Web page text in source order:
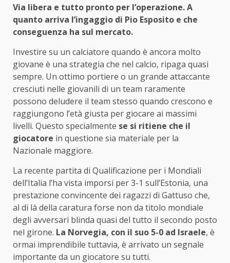
Via libera e tutto pronto per l’operazione. A
quanto arriva l’ingaggio di Pio Esposito e che
conseguenza ha sul mercato.
Investire su un calciatore quando è ancora molto
giovane è una strategia che nel calcio, ripaga quasi
sempre. Un ottimo portiere o un grande attaccante
cresciuti nelle giovanili di un team raramente
possono deludere il team stesso quando crescono e
raggiungono l’età giusta per giocare ai massimi
livelli. Questo specialmente se si ritiene che il
giocatore in questione sia materiale per la
Nazionale maggiore.
La recente partita di Qualificazione per i Mondiali
dell’Italia l’ha vista imporsi per 3-1 sull’Estonia, una
prestazione convincente dei ragazzi di Gattuso che,
al di là della caratura forse non da titolo mondiale
degli avversari blinda quasi del tutto il secondo posto
nel girone. La Norvegia, con il suo 5-0 ad Israele, è
ormai imprendibile tuttavia, è arrivato un segnale
importante da un giocatore su tutti.